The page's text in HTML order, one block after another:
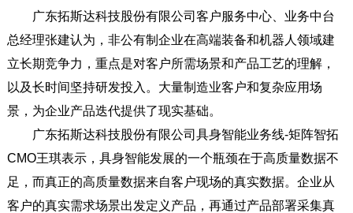
广东拓斯达科技股份有限公司客户服务中心、业务中台
总经理张建认为，非公有制企业在高端装备和机器人领域建
立长期竞争力，重点是对客户所需场景和产品工艺的理解，
以及长时间坚持研发投入。大量制造业客户和复杂应用场
景，为企业产品迭代提供了现实基础。
广东拓斯达科技股份有限公司具身智能业务线-矩阵智拓
CMO王琪表示，具身智能发展的一个瓶颈在于高质量数据不
足，而真正的高质量数据来自客户现场的真实数据。企业从
客户的真实需求场景出发定义产品，再通过产品部署采集真